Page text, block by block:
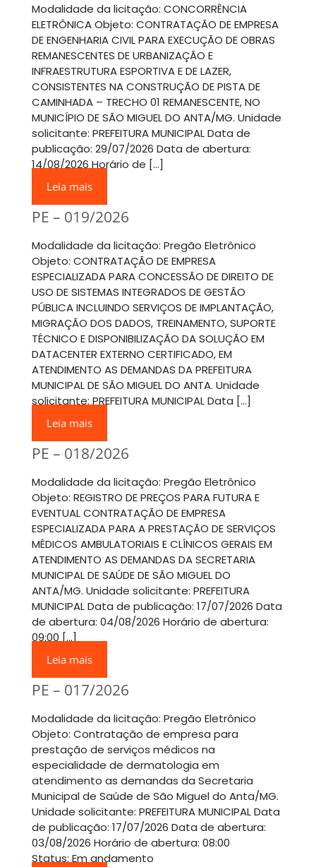
Modalidade da licitação: CONCORRÊNCIA
ELETRÔNICA Objeto: CONTRATAÇÃO DE EMPRESA
DE ENGENHARIA CIVIL PARA EXECUÇÃO DE OBRAS
REMANESCENTES DE URBANIZAÇÃO E
INFRAESTRUTURA ESPORTIVA E DE LAZER,
CONSISTENTES NA CONSTRUÇÃO DE PISTA DE
CAMINHADA – TRECHO 01 REMANESCENTE, NO
MUNICÍPIO DE SÃO MIGUEL DO ANTA/MG. Unidade
solicitante: PREFEITURA MUNICIPAL Data de
publicação: 29/07/2026 Data de abertura:
14/08/2026 Horário de […]
Leia mais
PE – 019/2026
Modalidade da licitação: Pregão Eletrônico
Objeto: CONTRATAÇÃO DE EMPRESA
ESPECIALIZADA PARA CONCESSÃO DE DIREITO DE
USO DE SISTEMAS INTEGRADOS DE GESTÃO
PÚBLICA INCLUINDO SERVIÇOS DE IMPLANTAÇÃO,
MIGRAÇÃO DOS DADOS, TREINAMENTO, SUPORTE
TÉCNICO E DISPONIBILIZAÇÃO DA SOLUÇÃO EM
DATACENTER EXTERNO CERTIFICADO, EM
ATENDIMENTO AS DEMANDAS DA PREFEITURA
MUNICIPAL DE SÃO MIGUEL DO ANTA. Unidade
solicitante: PREFEITURA MUNICIPAL Data […]
Leia mais
PE – 018/2026
Modalidade da licitação: Pregão Eletrônico
Objeto: REGISTRO DE PREÇOS PARA FUTURA E
EVENTUAL CONTRATAÇÃO DE EMPRESA
ESPECIALIZADA PARA A PRESTAÇÃO DE SERVIÇOS
MÉDICOS AMBULATORIAIS E CLÍNICOS GERAIS EM
ATENDIMENTO AS DEMANDAS DA SECRETARIA
MUNICIPAL DE SAÚDE DE SÃO MIGUEL DO
ANTA/MG. Unidade solicitante: PREFEITURA
MUNICIPAL Data de publicação: 17/07/2026 Data
de abertura: 04/08/2026 Horário de abertura:
09:00 […]
Leia mais
PE – 017/2026
Modalidade da licitação: Pregão Eletrônico
Objeto: Contratação de empresa para
prestação de serviços médicos na
especialidade de dermatologia em
atendimento as demandas da Secretaria
Municipal de Saúde de São Miguel do Anta/MG.
Unidade solicitante: PREFEITURA MUNICIPAL Data
de publicação: 17/07/2026 Data de abertura:
03/08/2026 Horário de abertura: 08:00
Status: Em andamento